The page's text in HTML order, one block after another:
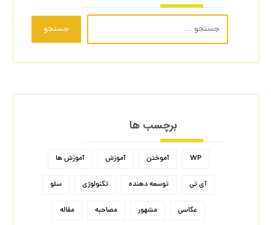
برچسب ها
WP آموختن آموزش آموزش ها
آی تی توسعه دهنده تکنولوژی سئو
عکاسی مشهور مصاحبه مقاله